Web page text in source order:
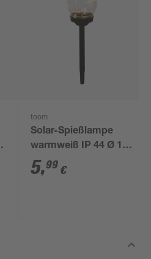
toom
Solar-Spießlampe
warmweiß IP 44 Ø 10
x 39 cm
5,99 €